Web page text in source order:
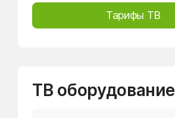
Тарифы ТВ
ТВ оборудование